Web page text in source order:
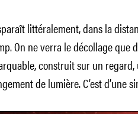
littéralement, dans la
On ne verra le décollage que
construit sur un
de lumière. C’est d’une